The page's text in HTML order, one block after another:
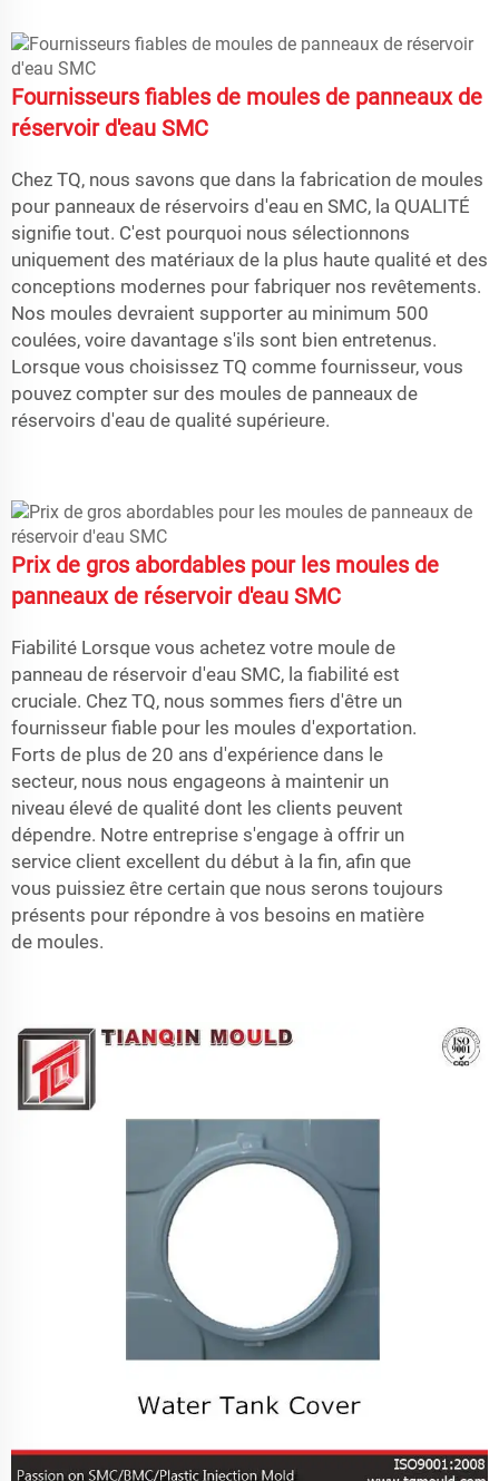
Fournisseurs fiables de moules de panneaux de
réservoir d'eau SMC
Chez TQ, nous savons que dans la fabrication de moules
pour panneaux de réservoirs d'eau en SMC, la QUALITÉ
signifie tout. C'est pourquoi nous sélectionnons
uniquement des matériaux de la plus haute qualité et des
conceptions modernes pour fabriquer nos revêtements.
Nos moules devraient supporter au minimum 500
coulées, voire davantage s'ils sont bien entretenus.
Lorsque vous choisissez TQ comme fournisseur, vous
pouvez compter sur des moules de panneaux de
réservoirs d'eau de qualité supérieure.
Prix de gros abordables pour les moules de
panneaux de réservoir d'eau SMC
Fiabilité Lorsque vous achetez votre moule de
panneau de réservoir d'eau SMC, la fiabilité est
cruciale. Chez TQ, nous sommes fiers d'être un
fournisseur fiable pour les moules d'exportation.
Forts de plus de 20 ans d'expérience dans le
secteur, nous nous engageons à maintenir un
niveau élevé de qualité dont les clients peuvent
dépendre. Notre entreprise s'engage à offrir un
service client excellent du début à la fin, afin que
vous puissiez être certain que nous serons toujours
présents pour répondre à vos besoins en matière
de moules.